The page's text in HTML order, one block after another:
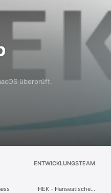
überprüft.
ENTWICKLUNGSTEAM
HEK - Hanseatische